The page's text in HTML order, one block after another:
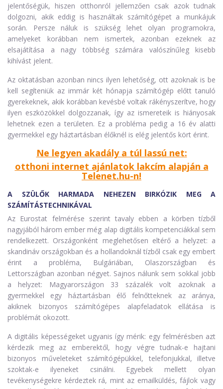
jelentőségük, hiszen otthonról jellemzően csak azok tudnak
dolgozni, akik eddig is használtak számítógépet a munkájuk
során. Persze náluk is szükség lehet olyan programokra,
amelyeket korábban nem ismertek, azonban ezeknek az
elsajátítása a nagy többség számára valószínűleg kisebb
kihívást jelent.
Az oktatásban azonban nincs ilyen lehetőség, ott azoknak is be
kell segíteniük az immár két hónapja számítógép előtt tanuló
gyerekeknek, akik korábban kevésbé voltak rákényszerítve, hogy
ilyen eszközökkel dolgozzanak, így az ismereteik is hiányosak
lehetnek ezen a területen. Ez a probléma pedig a 16 év alatti
gyermekkel egy háztartásban élőknél is elég jelentős kört érint.
Ne legyen akadály a túl lassú net:
otthoni internet ajánlatok lakcím alapján a
Telenet.hu-n!
A SZÜLŐK HARMADA NEHEZEN BIRKÓZIK MEG A
SZÁMÍTÁSTECHNIKÁVAL
Az Eurostat felmérése szerint tavaly ebben a körben tízből
nagyjából három ember még alap digitális kompetenciákkal sem
rendelkezett. Országonként meglehetősen eltérő a helyzet: a
skandináv országokban és a hollandoknál tízből csak egy embert
érint a probléma, Bulgáriában, Olaszországban és
Lettországban azonban négyet. Sajnos nálunk sem sokkal jobb
a helyzet: Magyarországon 33 százalék volt azoknak a
gyermekkel egy háztartásban élő felnőtteknek az aránya,
akiknek bizonyos számítógépes alapfeladatok ellátása is
problémát okozott.
A digitális képességeket ugyanis így mérik: egy felmérésben azt
kérdezik meg az emberektől, hogy végre tudnak-e hajtani
bizonyos műveleteket számítógépükkel, telefonjukkal, illetve
szoktak-e ilyeneket csinálni. Egyebek mellett olyan
tevékenységekre kérdeztek rá, mint az emailküldés, fájlok vagy